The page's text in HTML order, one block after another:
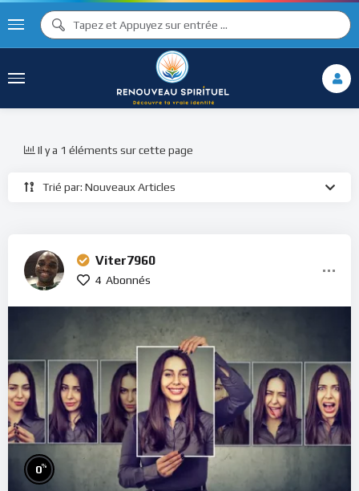
Trié par: Nouveaux Articles
Il y a 1 éléments sur cette page
Viter7960
4 Abonnés
0%